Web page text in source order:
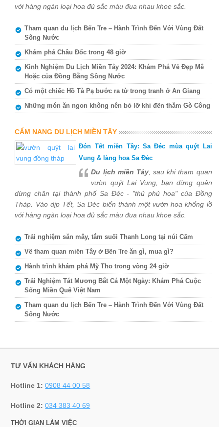
với hàng ngàn loại hoa đủ sắc màu đua nhau khoe sắc.
Tham quan du lịch Bến Tre – Hành Trình Đến Với Vùng Đất
Sông Nước
Khám phá Châu Đốc trong 48 giờ
Kinh Nghiệm Du Lịch Miền Tây 2024: Khám Phá Vẻ Đẹp Mê
Hoặc của Đồng Bằng Sông Nước
Có một chiếc Hồ Tà Pạ bước ra từ trong tranh ở An Giang
Những món ăn ngon không nên bỏ lỡ khi đến thăm Gò Công
CẨM NANG DU LỊCH MIỀN TÂY
Đón Tết miền Tây: Sa Đéc mùa quýt Lai
Vung & làng hoa Sa Đéc
Du lịch miền Tây, sau khi tham quan
vườn quýt Lai Vung, bạn đừng quên
dừng chân tại thành phố Sa Đéc - "thủ phủ hoa" của Đồng
Tháp. Vào dịp Tết, Sa Đéc biến thành một vườn hoa khổng lồ
với hàng ngàn loại hoa đủ sắc màu đua nhau khoe sắc.
Trải nghiệm săn mây, tắm suối Thanh Long tại núi Cấm
Về tham quan miền Tây ở Bến Tre ăn gì, mua gì?
Hành trình khám phá Mỹ Tho trong vòng 24 giờ
Trải Nghiệm Tát Mương Bắt Cá Một Ngày: Khám Phá Cuộc
Sống Miền Quê Việt Nam
Tham quan du lịch Bến Tre – Hành Trình Đến Với Vùng Đất
Sông Nước
TƯ VẤN KHÁCH HÀNG
Hotline 1:0908 44 00 58
Hotline 2:034 383 40 69
THỜI GIAN LÀM VIỆC